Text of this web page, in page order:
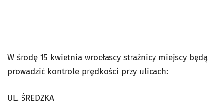
W środę 15 kwietnia wrocłascy strażnicy miejscy będą
prowadzić kontrole prędkości przy ulicach:
UL. ŚREDZKA